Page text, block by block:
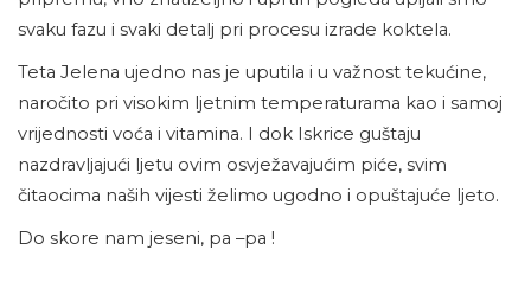
svaku fazu i svaki detalj pri procesu izrade koktela.
Teta Jelena ujedno nas je uputila i u važnost tekućine,
naročito pri visokim ljetnim temperaturama kao i samoj
vrijednosti voća i vitamina. I dok Iskrice guštaju
nazdravljajući ljetu ovim osvježavajućim piće, svim
čitaocima naših vijesti želimo ugodno i opuštajuće ljeto.
Do skore nam jeseni, pa –pa !